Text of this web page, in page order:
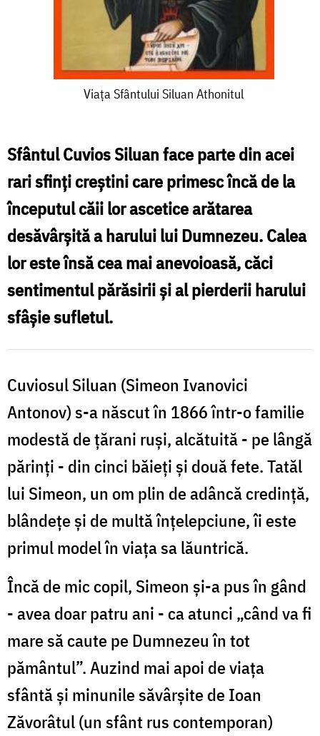
Siluan
Athonitul
Viața Sfântului Siluan Athonitul
Sfântul Cuvios Siluan face parte din acei
rari sfinți creștini care primesc încă de la
începutul căii lor ascetice arătarea
desăvârșită a harului lui Dumnezeu. Calea
lor este însă cea mai anevoioasă, căci
sentimentul părăsirii și al pierderii harului
sfâșie sufletul.
Cuviosul Siluan (Simeon Ivanovici
Antonov) s-a născut în 1866 într-o familie
modestă de țărani ruși, alcătuită - pe lângă
părinți - din cinci băieți și două fete. Tatăl
lui Simeon, un om plin de adâncă credință,
blândețe și de multă înțelepciune, îi este
primul model în viața sa lăuntrică.
Încă de mic copil, Simeon și-a pus în gând
- avea doar patru ani - ca atunci „când va fi
mare să caute pe Dumnezeu în tot
pământul”. Auzind mai apoi de viața
sfântă și minunile săvârșite de Ioan
Zăvorâtul (un sfânt rus contemporan)